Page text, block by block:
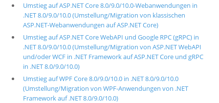
Umstieg auf ASP.NET Core 8.0/9.0/10.0-Webanwendungen in
.NET 8.0/9.0/10.0 (Umstellung/Migration von klassischen
ASP.NET-Webanwendungen auf ASP.NET Core)
Umstieg auf ASP.NET Core WebAPI und Google RPC (gRPC) in
.NET 8.0/9.0/10.0 (Umstellung/Migration von ASP.NET WebAPI
und/oder WCF in .NET Framework auf ASP.NET Core und gRPC
in .NET 8.0/9.0/10.0)
Umstieg auf WPF Core 8.0/9.0/10.0 in .NET 8.0/9.0/10.0
(Umstellung/Migration von WPF-Anwendungen von .NET
Framework auf .NET 8.0/9.0/10.0)